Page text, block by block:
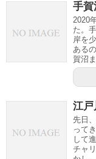
手賀
2020
た。
岸を
ある
賀沼
江戸
先日
って
して
チャ